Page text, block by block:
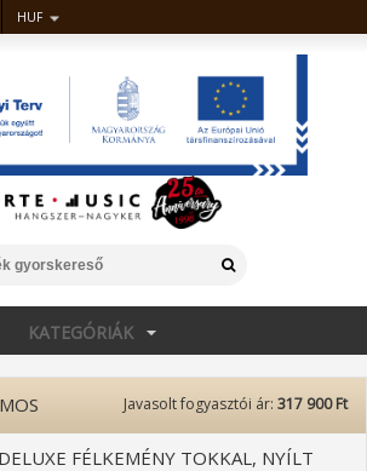
HUF
KATEGÓRIÁK
Javasolt fogyasztói ár: 317 900 Ft
FÉLKEMÉNY TOKKAL, NYÍLT